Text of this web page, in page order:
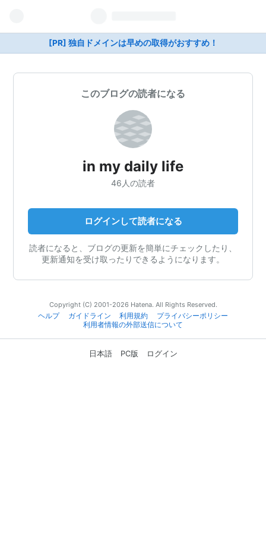
[PR] 独自ドメインは早めの取得がおすすめ！
このブログの読者になる
in my daily life
46人の読者
ログインして読者になる
読者になると、ブログの更新を簡単にチェックしたり、
更新通知を受け取ったりできるようになります。
Copyright (C) 2001-2026 Hatena. All Rights Reserved.
ヘルプ
ガイドライン 利用規約
プライバシーポリシー
利用者情報の外部送信について
日本語 PC版 ログイン